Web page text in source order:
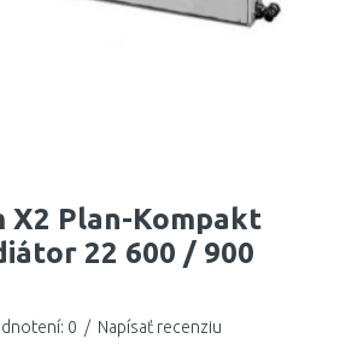
X2 Plan-Kompakt
22 600 / 900
0 / Napísať recenziu